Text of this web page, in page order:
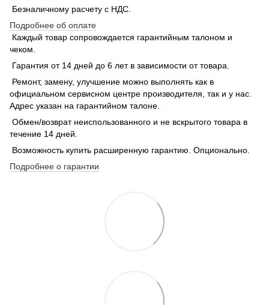
Безналичному расчету с НДС.
Подробнее об оплате
Каждый товар сопровождается гарантийным талоном и
чеком.
Гарантия от 14 дней до 6 лет в зависимости от товара.
Ремонт, замену, улучшение можно выполнять как в
официальном сервисном центре производителя, так и у нас.
Адрес указан на гарантийном талоне.
Обмен/возврат неиспользованного и не вскрытого товара в
течение 14 дней.
Возможность купить расширенную гарантию. Опционально.
Подробнее о гарантии